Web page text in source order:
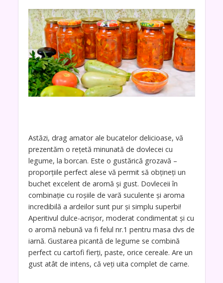
Astăzi, drag amator ale bucatelor delicioase, vă
prezentăm o rețetă minunată de dovlecei cu
legume, la borcan. Este o gustărică grozavă –
proporțiile perfect alese vă permit să obțineți un
buchet excelent de aromă și gust. Dovleceii în
combinație cu roșiile de vară suculente și aroma
incredibilă a ardeilor sunt pur și simplu superbi!
Aperitivul dulce-acrișor, moderat condimentat și cu
o aromă nebună va fi felul nr.1 pentru masa dvs de
iarnă. Gustarea picantă de legume se combină
perfect cu cartofi fierți, paste, orice cereale. Are un
gust atât de intens, că veți uita complet de carne.